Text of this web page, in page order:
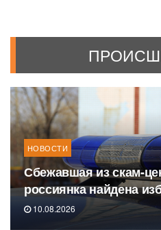
НОВОСТИ
Сбежавшая из скам-
россиянка найдена
10.08.2026